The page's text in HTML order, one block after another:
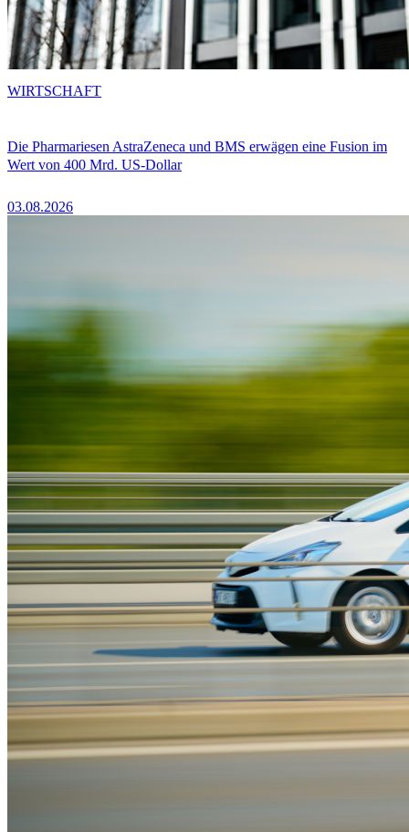
Die Pharmariesen AstraZeneca und BMS erwägen eine Fusion im
Wert von 400 Mrd. US-Dollar
03.08.2026
WIRTSCHAFT